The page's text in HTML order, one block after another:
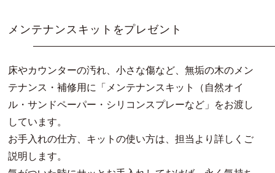
メンテナンスキットをプレゼント
床やカウンターの汚れ、小さな傷など、無垢の木のメン
テナンス・補修用に「メンテナンスキット（自然オイ
ル・サンドペーパー・シリコンスプレーなど」をお渡し
しています。
お手入れの仕方、キットの使い方は、担当より詳しくご
説明します。